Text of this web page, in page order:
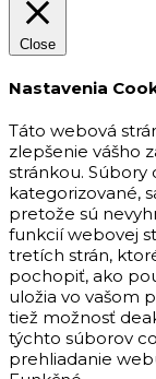
Close
Nastavenia
Táto webová
zlepšenie vášho
stránkou.
kategorizované,
pretože sú
funkcií webovej
tretích strán,
pochopiť, ako
uložia vo vašom
tiež možnosť
týchto súborov
prehliadanie